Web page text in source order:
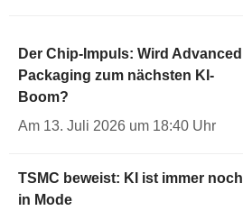
Der Chip-Impuls: Wird Advanced
Packaging zum nächsten KI-
Boom?
Am 13. Juli 2026 um 18:40 Uhr
TSMC beweist: KI ist immer noch
in Mode